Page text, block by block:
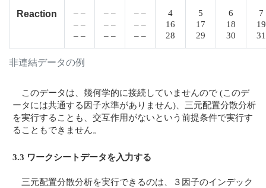
非連結データの例
Reaction
– –
– –
– –
– –
– –
– –
– –
– –
– –
4
16
28
5
17
29
6
18
30
7
19
31
このデータは、幾何学的に接続していませんので (このデ
ータには共通する因子水準がありません)、三元配置分散分析
を実行することも、交互作用がないという前提条件で実行す
ることもできません。
3.3 ワークシートデータを入力する
三元配置分散分析を実行できるのは、３因子のインデック